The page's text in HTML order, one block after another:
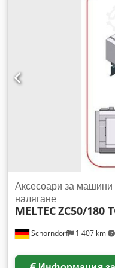
до 1000 mm, монтажни
между колоните 825
максимална сила на
леене 600 mm,
mm, обем на леене 1539
160 bar, задвижващ
донор на резервни
Dcjdpfx Ahewc Tdze Tjk
8000 x 7500 x 3500 mm
година на производство
Schorndorf 1 407 km
Аксесоари за машини
налягане
MELTECZC50/180